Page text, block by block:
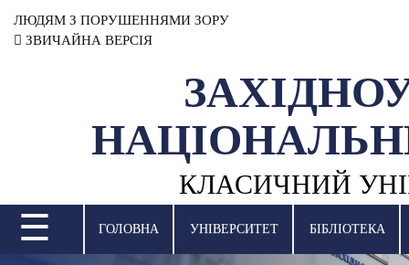
ЛЮДЯМ З ПОРУШЕННЯМИ ЗОРУ
ЗВИЧАЙНА ВЕРСІЯ
КЛАСИЧНИЙ
НАУКОВА ДІЯЛЬНІСТЬ
МІЖНАРОДНА ДІЯЛЬНІСТЬ
☰ ГОЛОВНА УНІВЕРСИТЕТ БІБЛІОТЕКА